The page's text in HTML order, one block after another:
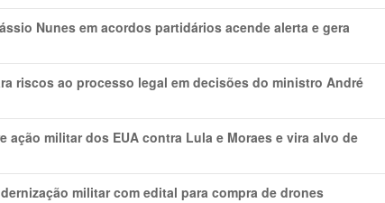
Nunes em acordos partidários acende alerta e gera
riscos ao processo legal em decisões do ministro André
ação militar dos EUA contra Lula e Moraes e vira alvo de
militar com edital para compra de drones